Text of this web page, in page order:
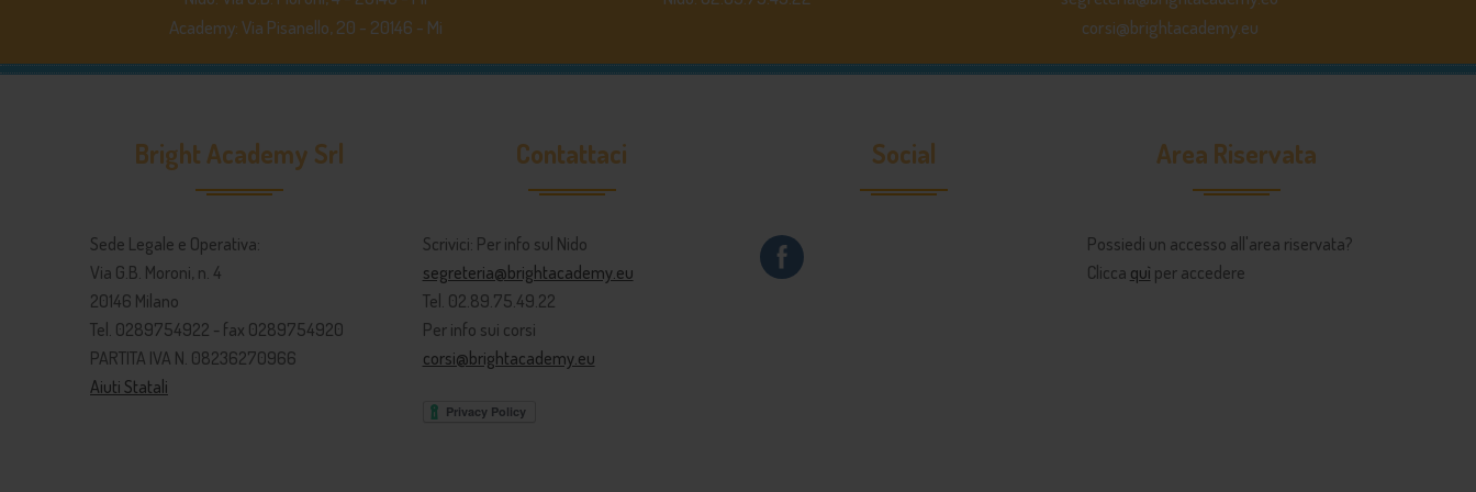
Academy: Via Pisanello, 20 - 20146 - Mi
corsi@brightacademy.eu
Bright Academy Srl
Sede Legale e Operativa:
Via G.B. Moroni, n. 4
20146 Milano
Tel. 0289754922 - fax 0289754920
PARTITA IVA N. 08236270966
Aiuti Statali
Contattaci
Scrivici: Per info sul Nido
segreteria@brightacademy.eu
Tel. 02.89.75.49.22
Per info sui corsi
corsi@brightacademy.eu
Social Area Riservata
Possiedi un accesso all'area riservata?
Clicca quì per accedere